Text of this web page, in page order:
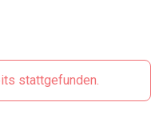
stattgefunden.